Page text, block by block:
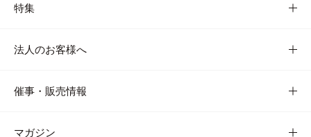
特集
法人のお客様へ
催事・販売情報
マガジン